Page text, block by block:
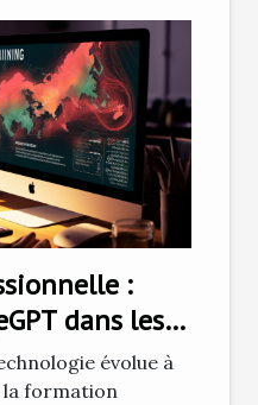
:
dans les
évolue à
la formation